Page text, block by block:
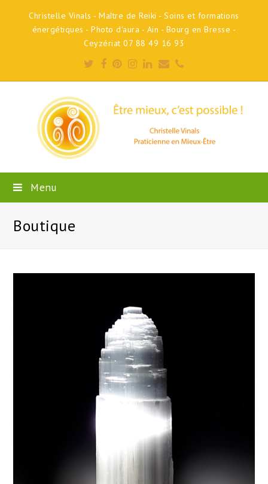
Christelle Vinals - Maître de Reiki - Soins et formations
énergétiques - Photo d'aura - Ain - Bourg en Bresse -
Ceyzériat 07 88 49 16 93
Twitter
Facebook
Pinterest
Instagram
LinkedIn
EmailPhone
Menu
Boutique